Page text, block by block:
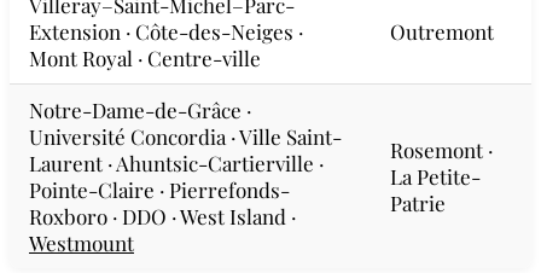
Extension · Côte-des-Neiges ·
Mont Royal · Centre-ville
Outremont
Notre-Dame-de-Grâce ·
Université Concordia · Ville Saint-
Laurent · Ahuntsic-Cartierville ·
Pointe-Claire · Pierrefonds-
Roxboro · DDO · West Island ·
Westmount
Rosemont ·
La Petite-
Patrie